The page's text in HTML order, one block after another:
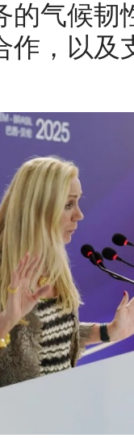
的气候
作，以及